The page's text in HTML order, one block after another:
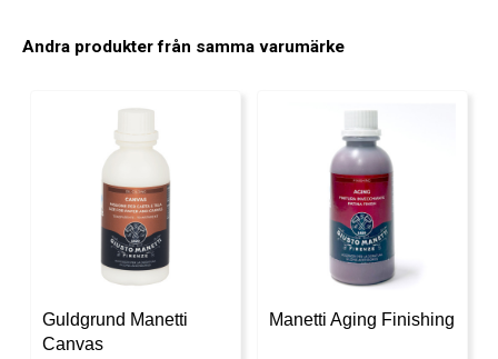
Andra produkter från samma varumärke
Guldgrund Manetti
Canvas
Manetti Aging Finishing